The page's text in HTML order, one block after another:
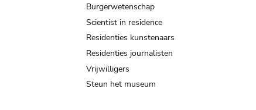
Burgerwetenschap
Scientist in residence
Residenties kunstenaars
Residenties journalisten
Vrijwilligers
Steun het museum